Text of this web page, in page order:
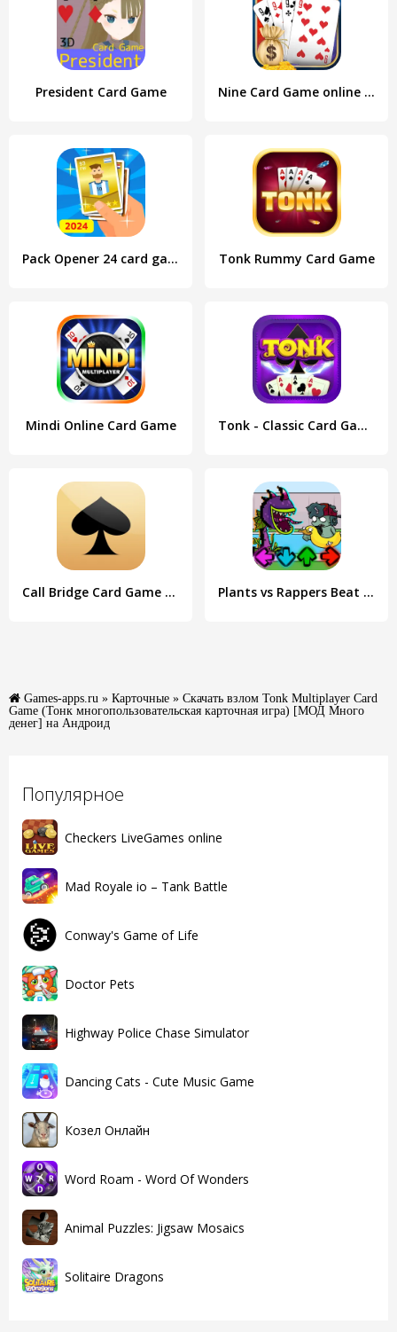
Популярное
Checkers LiveGames online
Mad Royale io – Tank Battle
Conway's Game of Life
Doctor Pets
Highway Police Chase Simulator
Dancing Cats - Cute Music Game
Козел Онлайн
Word Roam - Word Of Wonders
Animal Puzzles: Jigsaw Mosaics
Solitaire Dragons
President Card Game Nine Card Game online offline
Pack Opener 24 card game TCG Tonk Rummy Card Game
Mindi Online Card Game Tonk - Classic Card Game
Call Bridge Card Game - Spades Plants vs Rappers Beat Battles
Games-apps.ru » Карточные » Скачать взлом Tonk Multiplayer Card
Game (Тонк многопользовательская карточная игра) [МОД Много
денег] на Андроид